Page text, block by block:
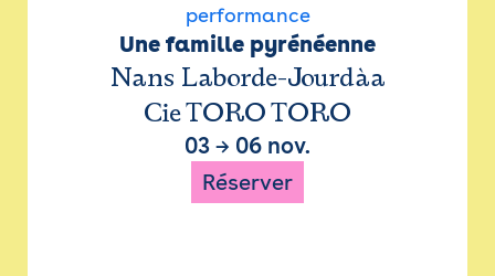
performance
Une famille pyrénéenne
Nans Laborde-Jourdàa
Cie TORO TORO
03 → 06 nov.
Réserver